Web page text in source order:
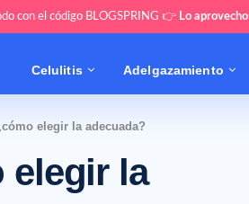
con el código BLOGSPRING 👉 Lo aprovecho
Celulitis Adelgazamiento
elegir la adecuada?
elegir la